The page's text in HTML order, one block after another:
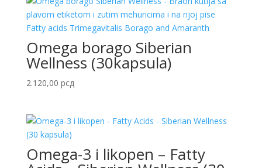
Omega borago Siberian
Wellness (30kapsula)
2.120,00 рсд
Omega-3 i likopen – Fatty